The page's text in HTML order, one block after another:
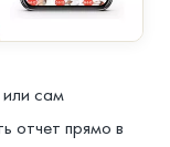
сам
отчет прямо в